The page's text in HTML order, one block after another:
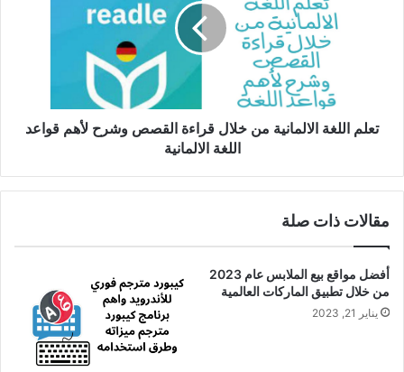
قواعد
تعلم اللغة الالمانية من خلال قراءة القصص وشرح لأهم قواعد
اللغة الالمانية
مقالات ذات صلة
أفضل مواقع بيع الملابس عام 2023
من خلال تطبيق الماركات العالمية
يناير 21, 2023